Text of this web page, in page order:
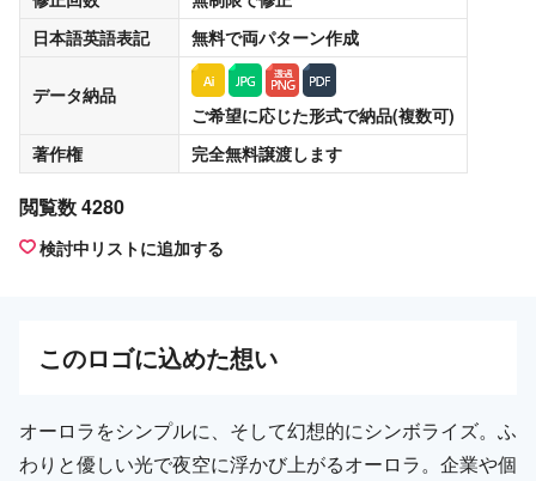
日本語英語表記
無料で両パターン作成
データ納品
ご希望に応じた形式で納品(複数可)
著作権
完全無料譲渡します
閲覧数 4280
検討中リストに追加する
このロゴに込めた想い
オーロラをシンプルに、そして幻想的にシンボライズ。ふ
わりと優しい光で夜空に浮かび上がるオーロラ。企業や個